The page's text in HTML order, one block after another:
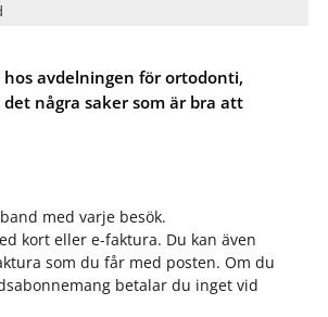
avdelningen för ortodonti,
några saker som är bra att
med varje besök.
kort eller e-faktura. Du kan även
som du får med posten. Om du
betalar du inget vid